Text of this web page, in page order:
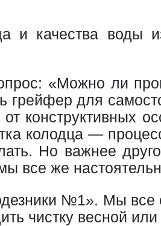
и качества воды
«Можно ли
грейфер для
конструктивных
колодца —
Но важнее
все же
№1». Мы все
чистку весной